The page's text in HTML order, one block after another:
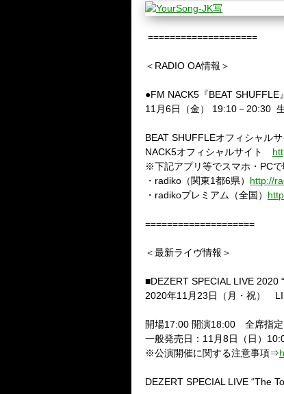
====================
＜ RADIO OA情報＞
●FM NACK5 『BEAT SHUFFLE』
11 月6日（金） 19:10 － 20:30
BEAT SHUFFLEオフィシャル
NACK5オフィシャルサイト
※下記アプリ等でスマホ・ PC
・ radiko （関東1都6県） http://
・ radikoプレミアム（全国）
====================
＜最新ライヴ情報＞
■DEZERT SPECIAL LIVE 2020
2020年11 月 23日（月・祝）
開場17:00 開演18:00 全席指定
一般発売日： 11 月8日（日）
※公演開催に関する注意事項⇒
DEZERT SPECIAL LIVE “The